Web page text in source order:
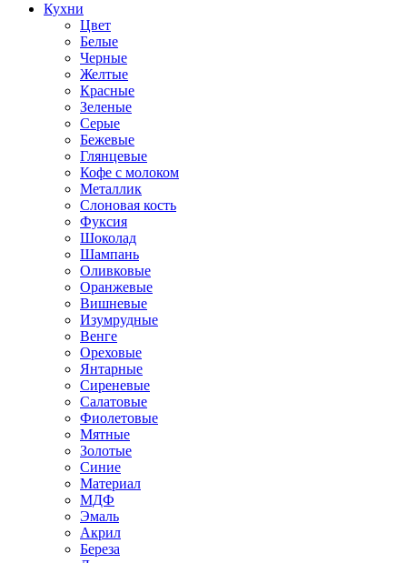
Кухни
Цвет
Белые
Черные
Желтые
Красные
Зеленые
Серые
Бежевые
Глянцевые
Кофе с молоком
Металлик
Слоновая кость
Фуксия
Шоколад
Шампань
Оливковые
Оранжевые
Вишневые
Изумрудные
Венге
Ореховые
Янтарные
Сиреневые
Салатовые
Фиолетовые
Мятные
Золотые
Синие
Материал
МДФ
Эмаль
Акрил
Береза